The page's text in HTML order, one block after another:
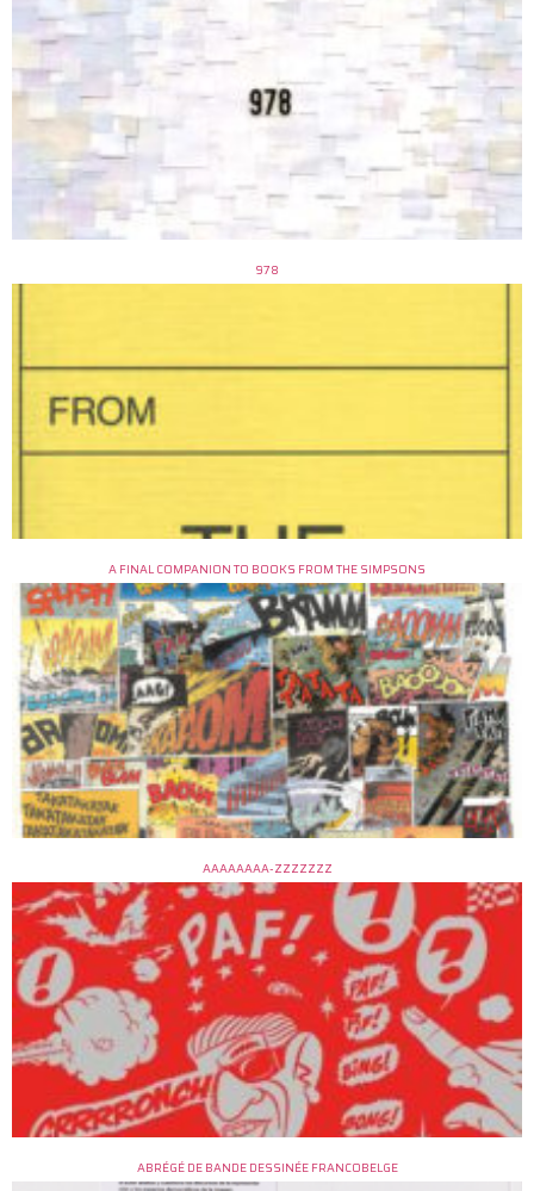
978
A FINAL COMPANION TO BOOKS FROM THE SIMPSONS
AAAAAAAA-ZZZZZZZ
ABRÉGÉ DE BANDE DESSINÉE FRANCOBELGE